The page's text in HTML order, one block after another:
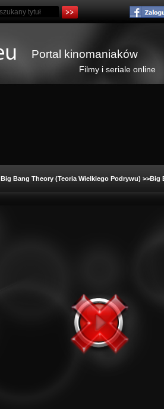
Portal kinomaniaków
Filmy i seriale online
Big Bang Theory (Teoria Wielkiego Podrywu) >>Big